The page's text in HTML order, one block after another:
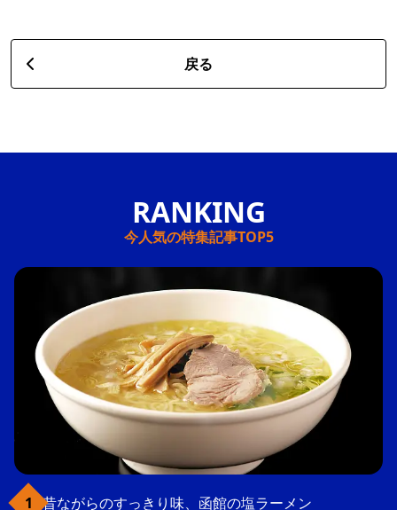
戻る
今人気の特集記事TOP5
昔ながらのすっきり味、函館の塩ラーメン